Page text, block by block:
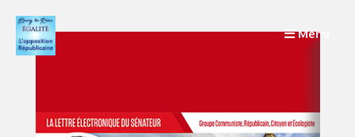
Menu